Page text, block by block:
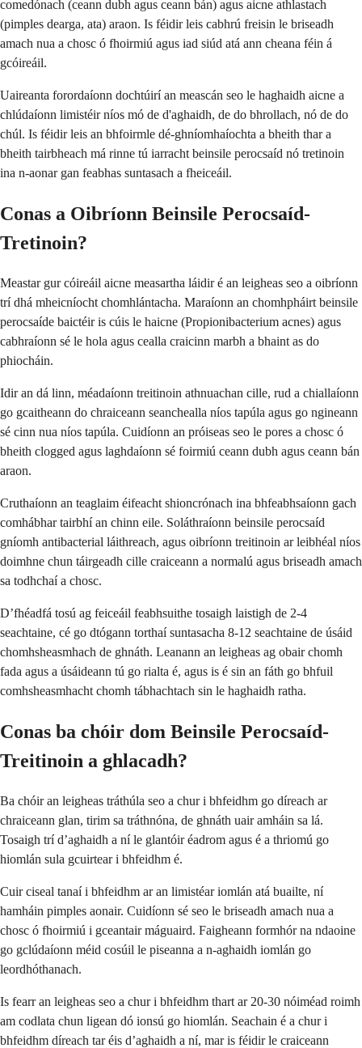
comedónach (ceann dubh agus ceann bán) agus aicne athlastach
(pimples dearga, ata) araon. Is féidir leis cabhrú freisin le briseadh
amach nua a chosc ó fhoirmiú agus iad siúd atá ann cheana féin á
gcóireáil.
Uaireanta forordaíonn dochtúirí an meascán seo le haghaidh aicne a
chlúdaíonn limistéir níos mó de d'aghaidh, de do bhrollach, nó de do
chúl. Is féidir leis an bhfoirmle dé-ghníomhaíochta a bheith thar a
bheith tairbheach má rinne tú iarracht beinsile perocsaíd nó tretinoin
ina n-aonar gan feabhas suntasach a fheiceáil.
Conas a Oibríonn Beinsile Perocsaíd-
Tretinoin?
Meastar gur cóireáil aicne measartha láidir é an leigheas seo a oibríonn
trí dhá mheicníocht chomhlántacha. Maraíonn an chomhpháirt beinsile
perocsaíde baictéir is cúis le haicne (Propionibacterium acnes) agus
cabhraíonn sé le hola agus cealla craicinn marbh a bhaint as do
phiocháin.
Idir an dá linn, méadaíonn treitinoin athnuachan cille, rud a chiallaíonn
go gcaitheann do chraiceann seanchealla níos tapúla agus go ngineann
sé cinn nua níos tapúla. Cuidíonn an próiseas seo le pores a chosc ó
bheith clogged agus laghdaíonn sé foirmiú ceann dubh agus ceann bán
araon.
Cruthaíonn an teaglaim éifeacht shioncrónach ina bhfeabhsaíonn gach
comhábhar tairbhí an chinn eile. Soláthraíonn beinsile perocsaíd
gníomh antibacterial láithreach, agus oibríonn treitinoin ar leibhéal níos
doimhne chun táirgeadh cille craiceann a normalú agus briseadh amach
sa todhchaí a chosc.
D’fhéadfá tosú ag feiceáil feabhsuithe tosaigh laistigh de 2-4
seachtaine, cé go dtógann torthaí suntasacha 8-12 seachtaine de úsáid
chomhsheasmhach de ghnáth. Leanann an leigheas ag obair chomh
fada agus a úsáideann tú go rialta é, agus is é sin an fáth go bhfuil
comhsheasmhacht chomh tábhachtach sin le haghaidh ratha.
Conas ba chóir dom Beinsile Perocsaíd-
Treitinoin a ghlacadh?
Ba chóir an leigheas tráthúla seo a chur i bhfeidhm go díreach ar
chraiceann glan, tirim sa tráthnóna, de ghnáth uair amháin sa lá.
Tosaigh trí d’aghaidh a ní le glantóir éadrom agus é a thriomú go
hiomlán sula gcuirtear i bhfeidhm é.
Cuir ciseal tanaí i bhfeidhm ar an limistéar iomlán atá buailte, ní
hamháin pimples aonair. Cuidíonn sé seo le briseadh amach nua a
chosc ó fhoirmiú i gceantair máguaird. Faigheann formhór na ndaoine
go gclúdaíonn méid cosúil le piseanna a n-aghaidh iomlán go
leordhóthanach.
Is fearr an leigheas seo a chur i bhfeidhm thart ar 20-30 nóiméad roimh
am codlata chun ligean dó ionsú go hiomlán. Seachain é a chur i
bhfeidhm díreach tar éis d’aghaidh a ní, mar is féidir le craiceann